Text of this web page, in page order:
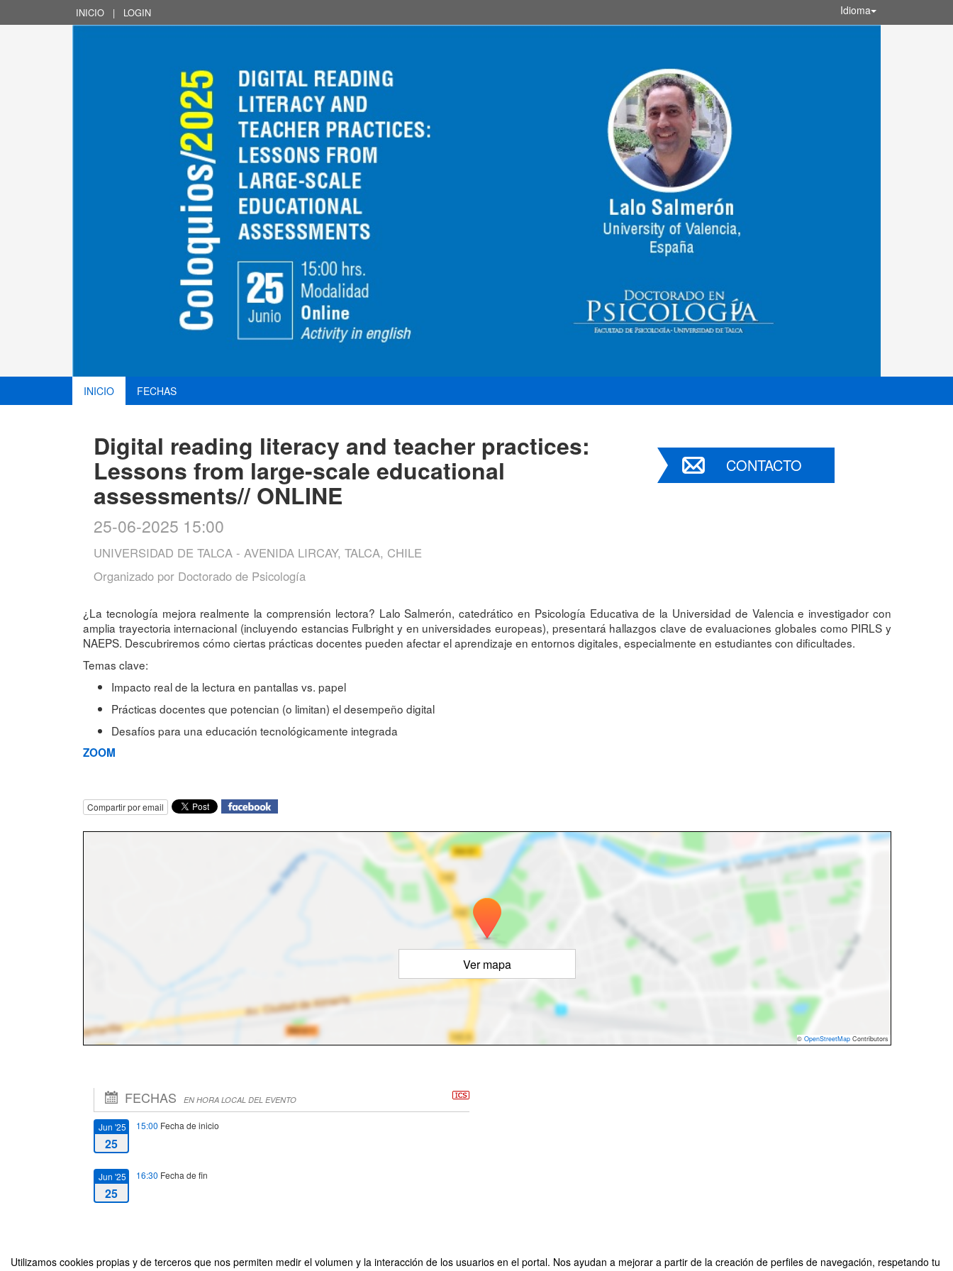
Utilizamos cookies propias y de terceros que nos permiten medir el volumen y la interacción de los usuarios en el portal. Nos ayudan a mejorar a partir de la creación de perfiles de navegación, respetando tu
INICIO | LOGIN Idioma
INICIO FECHAS
Digital reading literacy and teacher practices:
Lessons from large-scale educational
assessments// ONLINE
25-06-2025 15:00
UNIVERSIDAD DE TALCA - AVENIDA LIRCAY, TALCA, CHILE
Organizado por Doctorado de Psicología
CONTACTO
¿La tecnología mejora realmente la comprensión lectora? Lalo Salmerón, catedrático en Psicología Educativa de la Universidad de Valencia e investigador con
amplia trayectoria internacional (incluyendo estancias Fulbright y en universidades europeas), presentará hallazgos clave de evaluaciones globales como PIRLS y
NAEPS. Descubriremos cómo ciertas prácticas docentes pueden afectar el aprendizaje en entornos digitales, especialmente en estudiantes con dificultades.
Temas clave:
Impacto real de la lectura en pantallas vs. papel
Prácticas docentes que potencian (o limitan) el desempeño digital
Desafíos para una educación tecnológicamente integrada
ZOOM
Compartir por email
Ver mapa
© OpenStreetMap Contributors
FECHAS EN HORA LOCAL DEL EVENTO
Jun '25
25
15:00 Fecha de inicio
Jun '25
25
16:30 Fecha de fin